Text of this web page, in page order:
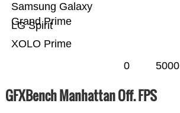
XOLO Prime
LG Spirit
Samsung Galaxy
Grand Prime
0 5000
GFXBench Manhattan Off. FPS